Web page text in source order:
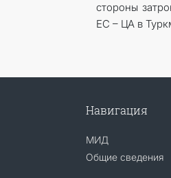
стороны
ЕС – ЦА в
Навигация
МИД
Общие сведения